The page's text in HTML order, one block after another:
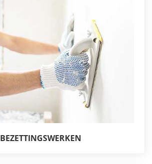
BEZETTINGSWERKEN